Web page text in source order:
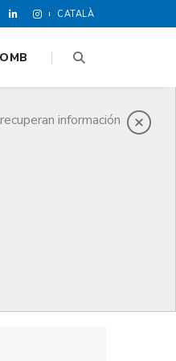
CATALÀ
información